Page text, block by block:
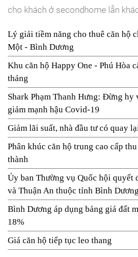
cho khách ở secondhome lẫn
Lý giải tiềm năng cho thuê căn hộ
Một - Bình Dương
Khu căn hộ Happy One - Phú Hòa
tháng
Shark Phạm Thanh Hưng: Đừng hy
giảm mạnh hậu Covid-19
Giảm lãi suất, nhà đầu tư có quay
Phân khúc căn hộ trung cao cấp
thành
Ủy ban Thường vụ Quốc hội quyết
và Thuận An thuộc tỉnh Bình
Bình Dương áp dụng bảng giá đất
18%
Giá căn hộ tiếp tục leo thang